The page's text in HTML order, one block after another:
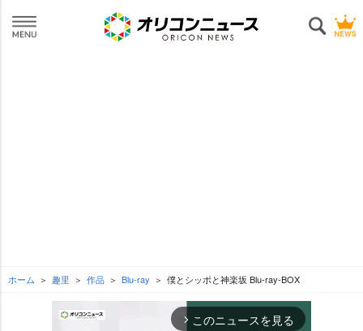
ホーム 趣里 作品 Blu-ray 僕とシッポと神楽坂 Blu-ray-BOX
arrow_forward_ios このニュースを見る